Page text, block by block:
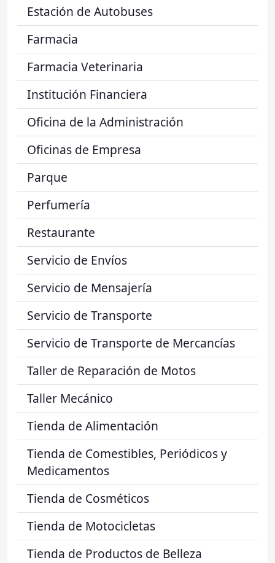
Estación de Autobuses
Farmacia
Farmacia Veterinaria
Institución Financiera
Oficina de la Administración
Oficinas de Empresa
Parque
Perfumería
Restaurante
Servicio de Envíos
Servicio de Mensajería
Servicio de Transporte
Servicio de Transporte de Mercancías
Taller de Reparación de Motos
Taller Mecánico
Tienda de Alimentación
Tienda de Comestibles, Periódicos y
Medicamentos
Tienda de Cosméticos
Tienda de Motocicletas
Tienda de Productos de Belleza